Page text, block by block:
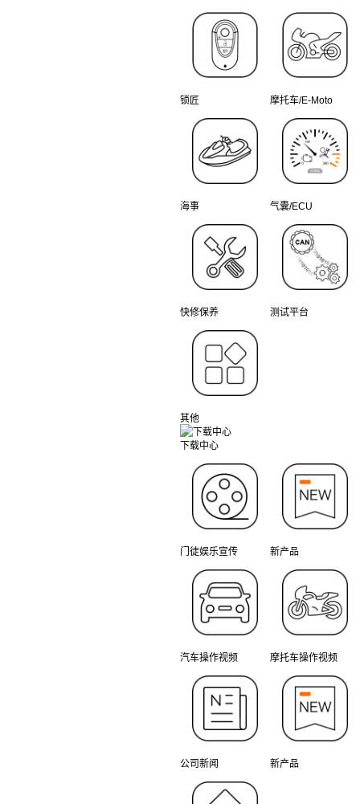
锁匠 摩托车/E-Moto
海事 气囊/ECU
快修保养 测试平台
其他
下载中心
门徒娱乐宣传 新产品
汽车操作视频 摩托车操作视频
公司新闻 新产品